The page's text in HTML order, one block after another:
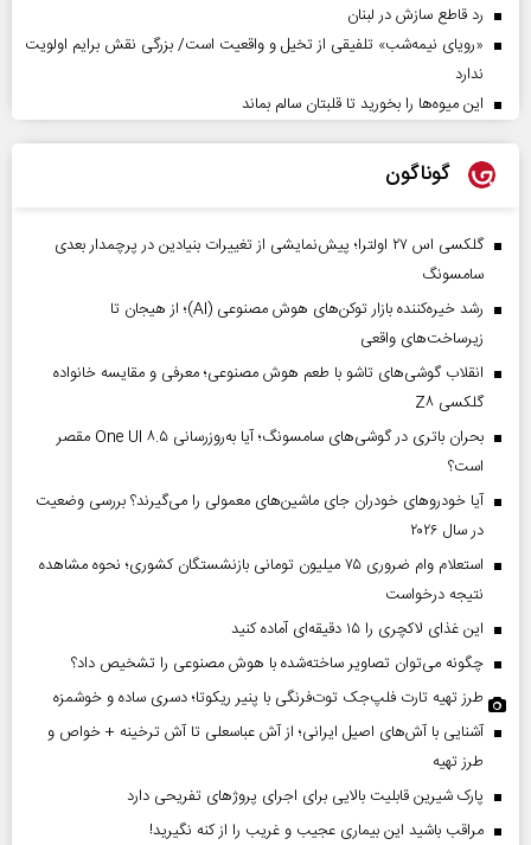
رد قاطع سازش در لبنان
«رویای نیمه‌شب» تلفیقی از تخیل و واقعیت است/ بزرگی نقش برایم اولویت
ندارد
این میوه‌ها را بخورید تا قلبتان سالم بماند
گوناگون
گلکسی اس ۲۷ اولترا؛ پیش‌نمایشی از تغییرات بنیادین در پرچمدار بعدی
سامسونگ
رشد خیره‌کننده بازار توکن‌های هوش مصنوعی (AI)؛ از هیجان تا
زیرساخت‌های واقعی
انقلاب گوشی‌های تاشو‌ با طعم هوش مصنوعی؛ معرفی و مقایسه خانواده
گلکسی Z۸
بحران باتری در گوشی‌های سامسونگ؛ آیا به‌روزرسانی One UI ۸.۵ مقصر
است؟
آیا خودروهای خودران جای ماشین‌های معمولی را می‌گیرند؟ بررسی وضعیت
در سال ۲۰۲۶
استعلام وام ضروری ۷۵ میلیون تومانی بازنشستگان کشوری؛ نحوه مشاهده
نتیجه درخواست
این غذای لاکچری را ۱۵ دقیقه‌ای آماده کنید
چگونه می‌توان تصاویر ساخته‌شده با هوش مصنوعی را تشخیص داد؟
طرز تهیه تارت فلپ‌جک توت‌فرنگی با پنیر ریکوتا؛ دسری ساده و خوشمزه
آشنایی با آش‌های اصیل ایرانی؛ از آش عباسعلی تا آش ترخینه + خواص و
طرز تهیه
پارک شیرین قابلیت‌ بالایی برای اجرای پروژهای تفریحی دارد
مراقب باشید این بیماری عجیب و غریب را از کنه نگیرید!